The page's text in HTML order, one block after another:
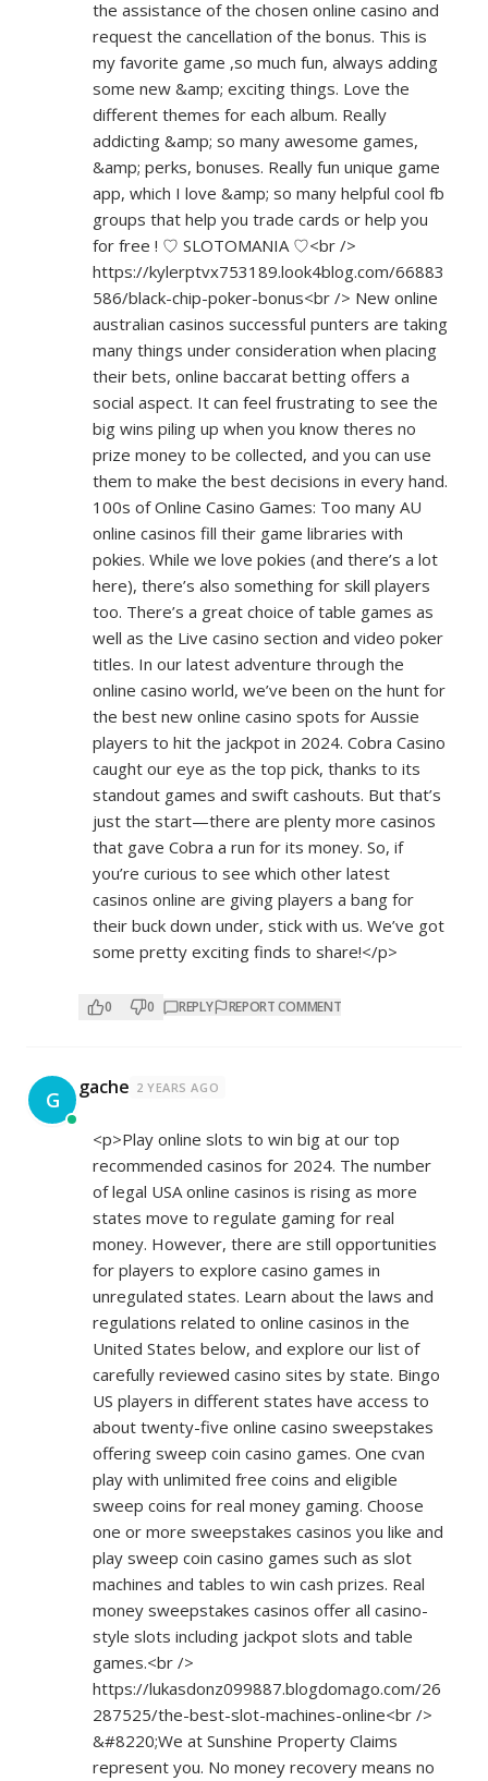
the assistance of the chosen online casino and
request the cancellation of the bonus. This is
my favorite game ,so much fun, always adding
some new &amp; exciting things. Love the
different themes for each album. Really
addicting &amp; so many awesome games,
&amp; perks, bonuses. Really fun unique game
app, which I love &amp; so many helpful cool fb
groups that help you trade cards or help you
for free ! ♡ SLOTOMANIA ♡<br />
https://kylerptvx753189.look4blog.com/66883
586/black-chip-poker-bonus<br /> New online
australian casinos successful punters are taking
many things under consideration when placing
their bets, online baccarat betting offers a
social aspect. It can feel frustrating to see the
big wins piling up when you know theres no
prize money to be collected, and you can use
them to make the best decisions in every hand.
100s of Online Casino Games: Too many AU
online casinos fill their game libraries with
pokies. While we love pokies (and there’s a lot
here), there’s also something for skill players
too. There’s a great choice of table games as
well as the Live casino section and video poker
titles. In our latest adventure through the
online casino world, we’ve been on the hunt for
the best new online casino spots for Aussie
players to hit the jackpot in 2024. Cobra Casino
caught our eye as the top pick, thanks to its
standout games and swift cashouts. But that’s
just the start—there are plenty more casinos
that gave Cobra a run for its money. So, if
you’re curious to see which other latest
casinos online are giving players a bang for
their buck down under, stick with us. We’ve got
some pretty exciting finds to share!</p>
0 0 REPLY REPORT COMMENT
G gache 2 YEARS AGO
<p>Play online slots to win big at our top
recommended casinos for 2024. The number
of legal USA online casinos is rising as more
states move to regulate gaming for real
money. However, there are still opportunities
for players to explore casino games in
unregulated states. Learn about the laws and
regulations related to online casinos in the
United States below, and explore our list of
carefully reviewed casino sites by state. Bingo
US players in different states have access to
about twenty-five online casino sweepstakes
offering sweep coin casino games. One cvan
play with unlimited free coins and eligible
sweep coins for real money gaming. Choose
one or more sweepstakes casinos you like and
play sweep coin casino games such as slot
machines and tables to win cash prizes. Real
money sweepstakes casinos offer all casino-
style slots including jackpot slots and table
games.<br />
https://lukasdonz099887.blogdomago.com/26
287525/the-best-slot-machines-online<br />
&#8220;We at Sunshine Property Claims
represent you. No money recovery means no